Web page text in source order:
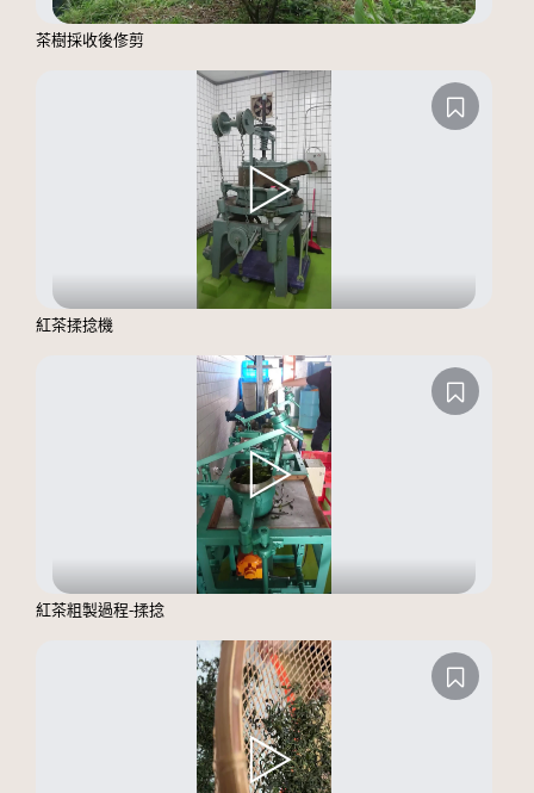
茶樹採收後俢剪
紅茶揉捻機
紅茶粗製過程-揉捻